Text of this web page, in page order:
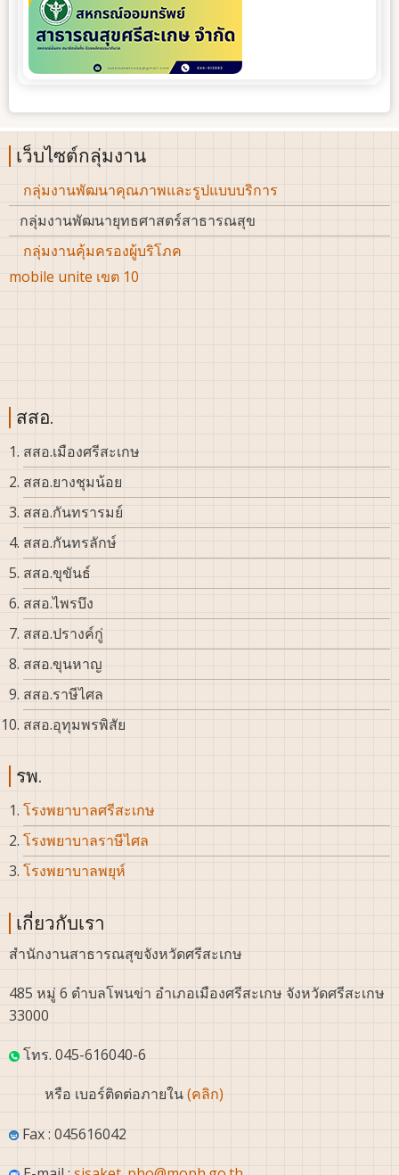
เว็บไซต์กลุ่มงาน
กลุ่มงานพัฒนาคุณภาพและรูปแบบบริการ
กลุ่มงานพัฒนายุทธศาสตร์สาธารณสุข
กลุ่มงานคุ้มครองผู้บริโภค
mobile unite เขต 10
สสอ.
สสอ.เมืองศรีสะเกษ
สสอ.ยางชุมน้อย
สสอ.กันทรารมย์
สสอ.กันทรลักษ์
สสอ.ขุขันธ์
สสอ.ไพรบึง
สสอ.ปรางค์กู่
สสอ.ขุนหาญ
สสอ.ราษีไศล
สสอ.อุทุมพรพิสัย
รพ.
โรงพยาบาลศรีสะเกษ
โรงพยาบาลราษีไศล
โรงพยาบาลพยุห์
เกี่ยวกับเรา
สำนักงานสาธารณสุขจังหวัดศรีสะเกษ
485 หมู่ 6 ตำบลโพนข่า อำเภอเมืองศรีสะเกษ จังหวัดศรีสะเกษ
33000
โทร. 045-616040-6
หรือ เบอร์ติดต่อภายใน(คลิก)
Fax : 045616042